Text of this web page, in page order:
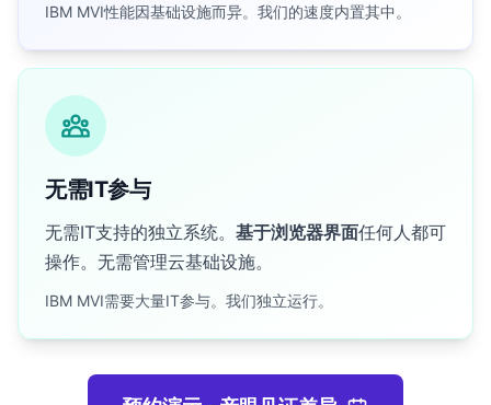
IBM MVI性能因基础设施而异。我们的速度内置其中。
无需IT参与
无需IT支持的独立系统。 基于浏览器界面任何人都可
操作。无需管理云基础设施。
IBM MVI需要大量IT参与。我们独立运行。